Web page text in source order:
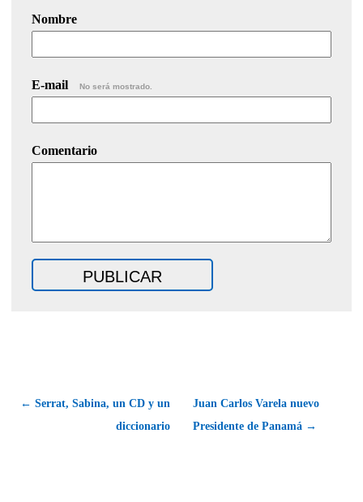
Nombre
E-mail No será mostrado.
Comentario
← Serrat, Sabina, un CD y un
diccionario
Juan Carlos Varela nuevo
Presidente de Panamá →